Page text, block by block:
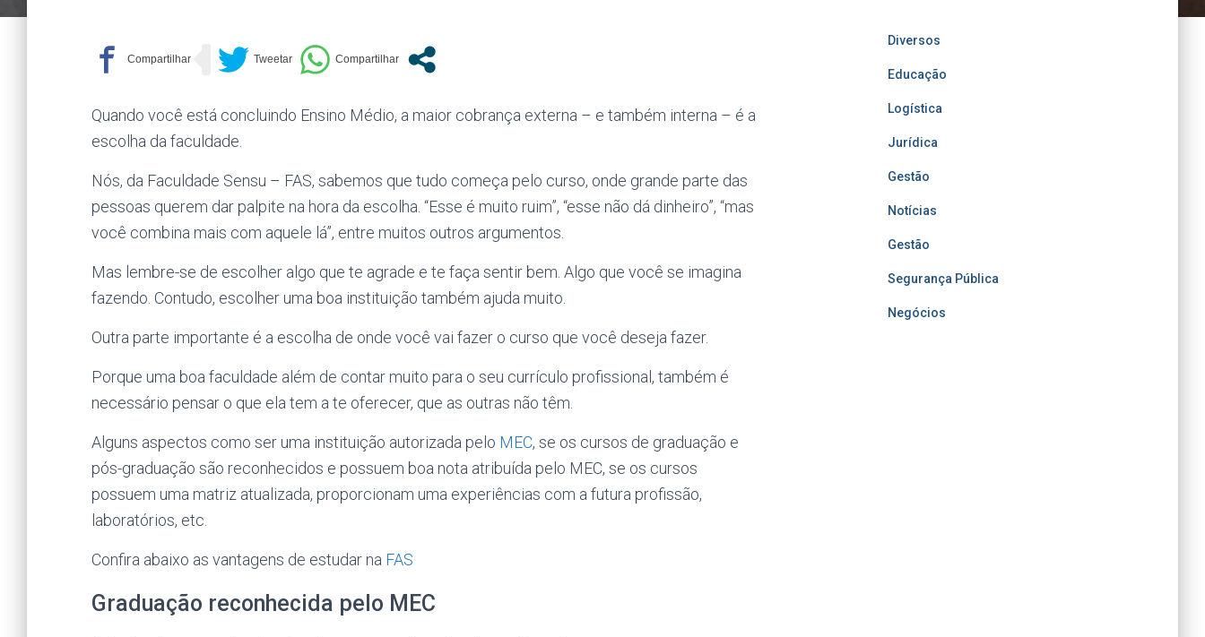
Quando você está concluindo Ensino Médio, a maior cobrança externa – e também interna – é a
escolha da faculdade.
Nós, da Faculdade Sensu – FAS, sabemos que tudo começa pelo curso, onde grande parte das
pessoas querem dar palpite na hora da escolha. “Esse é muito ruim”, “esse não dá dinheiro”, “mas
você combina mais com aquele lá”, entre muitos outros argumentos.
Mas lembre-se de escolher algo que te agrade e te faça sentir bem. Algo que você se imagina
fazendo. Contudo, escolher uma boa instituição também ajuda muito.
Outra parte importante é a escolha de onde você vai fazer o curso que você deseja fazer.
Porque uma boa faculdade além de contar muito para o seu currículo profissional, também é
necessário pensar o que ela tem a te oferecer, que as outras não têm.
Alguns aspectos como ser uma instituição autorizada pelo MEC, se os cursos de graduação e
pós-graduação são reconhecidos e possuem boa nota atribuída pelo MEC, se os cursos
possuem uma matriz atualizada, proporcionam uma experiências com a futura profissão,
laboratórios, etc.
Confira abaixo as vantagens de estudar na FAS
Graduação reconhecida pelo MEC
Diversos
Educação
Logística
Jurídica
Gestão
Notícias
Gestão
Segurança Pública
Negócios